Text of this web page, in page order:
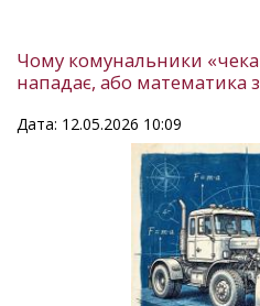
Чому комунальники
нападає, або математика
Дата: 12.05.2026 10:09